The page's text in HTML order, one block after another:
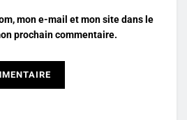
mon e-mail et mon site dans le
prochain commentaire.